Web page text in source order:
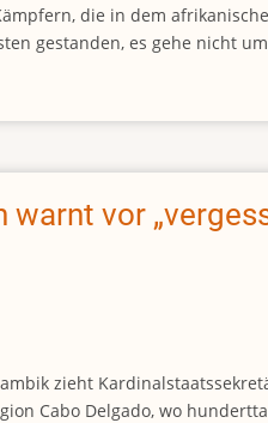
die in dem
gestanden, es gehe nicht
warnt vor
zieht
Cabo Delgado, wo